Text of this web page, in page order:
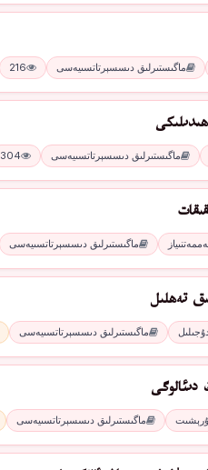
ماگىستىرلىق دىسسېرتاتسىيەسى 216
ماگىستىرلىق دىسسېرتاتسىيەسى 304
ماگىستىرلىق دىسسېرتاتسىيەسى
تەھلىل
ماگىستىرلىق دىسسېرتاتسىيەسى
ماگىستىرلىق دىسسېرتاتسىيەسى